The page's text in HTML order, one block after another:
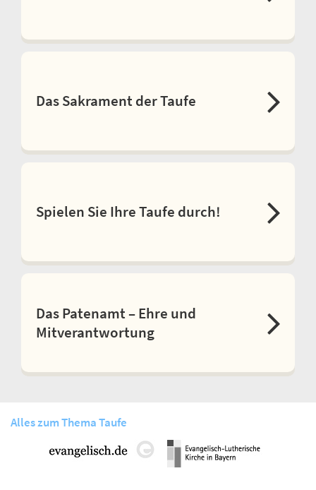
Das Sakrament der Taufe
Spielen Sie Ihre Taufe durch!
Das Patenamt – Ehre und
Mitverantwortung
Alles zum Thema Taufe